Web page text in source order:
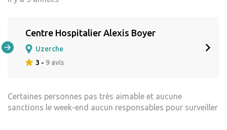
Centre Hospitalier Alexis Boyer
Uzerche
3 - 9 avis
Certaines personnes pas très aimable et aucune
sanctions le week-end aucun responsables pour surveiller